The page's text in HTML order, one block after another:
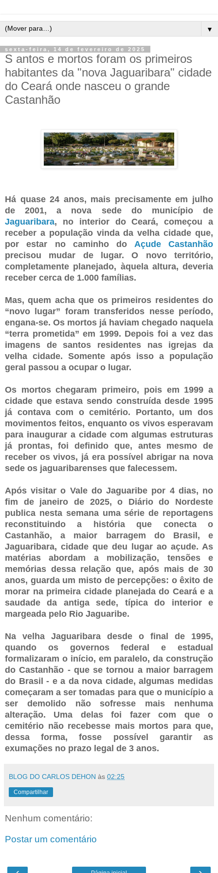
▼
sexta-feira, 14 de fevereiro de 2025
S antos e mortos foram os primeiros
habitantes da "nova Jaguaribara" cidade
do Ceará onde nasceu o grande
Castanhão
Há quase 24 anos, mais precisamente em julho
de 2001, a nova sede do município de
Jaguaribara, no interior do Ceará, começou a
receber a população vinda da velha cidade que,
por estar no caminho do Açude Castanhão
precisou mudar de lugar. O novo território,
completamente planejado, àquela altura, deveria
receber cerca de 1.000 famílias.
Mas, quem acha que os primeiros residentes do
“novo lugar” foram transferidos nesse período,
engana-se. Os mortos já haviam chegado naquela
“terra prometida” em 1999. Depois foi a vez das
imagens de santos residentes nas igrejas da
velha cidade. Somente após isso a população
geral passou a ocupar o lugar.
Os mortos chegaram primeiro, pois em 1999 a
cidade que estava sendo construída desde 1995
já contava com o cemitério. Portanto, um dos
movimentos feitos, enquanto os vivos esperavam
para inaugurar a cidade com algumas estruturas
já prontas, foi definido que, antes mesmo de
receber os vivos, já era possível abrigar na nova
sede os jaguaribarenses que falecessem.
Após visitar o Vale do Jaguaribe por 4 dias, no
fim de janeiro de 2025, o Diário do Nordeste
publica nesta semana uma série de reportagens
reconstituindo a história que conecta o
Castanhão, a maior barragem do Brasil, e
Jaguaribara, cidade que deu lugar ao açude. As
matérias abordam a mobilização, tensões e
memórias dessa relação que, após mais de 30
anos, guarda um misto de percepções: o êxito de
morar na primeira cidade planejada do Ceará e a
saudade da antiga sede, típica do interior e
margeada pelo Rio Jaguaribe.
Na velha Jaguaribara desde o final de 1995,
quando os governos federal e estadual
formalizaram o início, em paralelo, da construção
do Castanhão - que se tornou a maior barragem
do Brasil - e a da nova cidade, algumas medidas
começaram a ser tomadas para que o município a
ser demolido não sofresse mais nenhuma
alteração. Uma delas foi fazer com que o
cemitério não recebesse mais mortos para que,
dessa forma, fosse possível garantir as
exumações no prazo legal de 3 anos.
BLOG DO CARLOS DEHON às 02:25
Compartilhar
Nenhum comentário:
Postar um comentário